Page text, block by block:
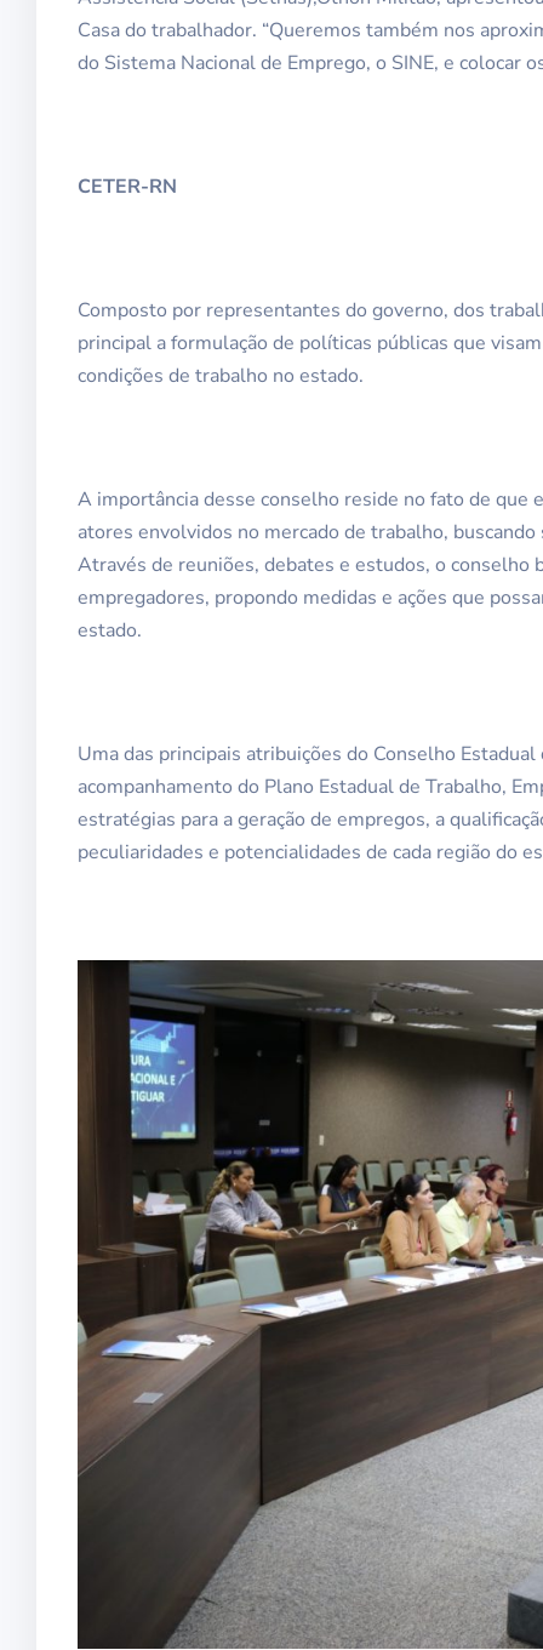
Casa do trabalhador. “Queremos também nos
do Sistema Nacional de Emprego, o SINE, e colocar
CETER-RN
Composto por representantes do governo, dos
principal a formulação de políticas públicas que
condições de trabalho no estado.
A importância desse conselho reside no fato de
atores envolvidos no mercado de trabalho,
Através de reuniões, debates e estudos, o conselho
empregadores, propondo medidas e ações que
estado.
Uma das principais atribuições do Conselho
acompanhamento do Plano Estadual de Trabalho,
estratégias para a geração de empregos, a
peculiaridades e potencialidades de cada região do